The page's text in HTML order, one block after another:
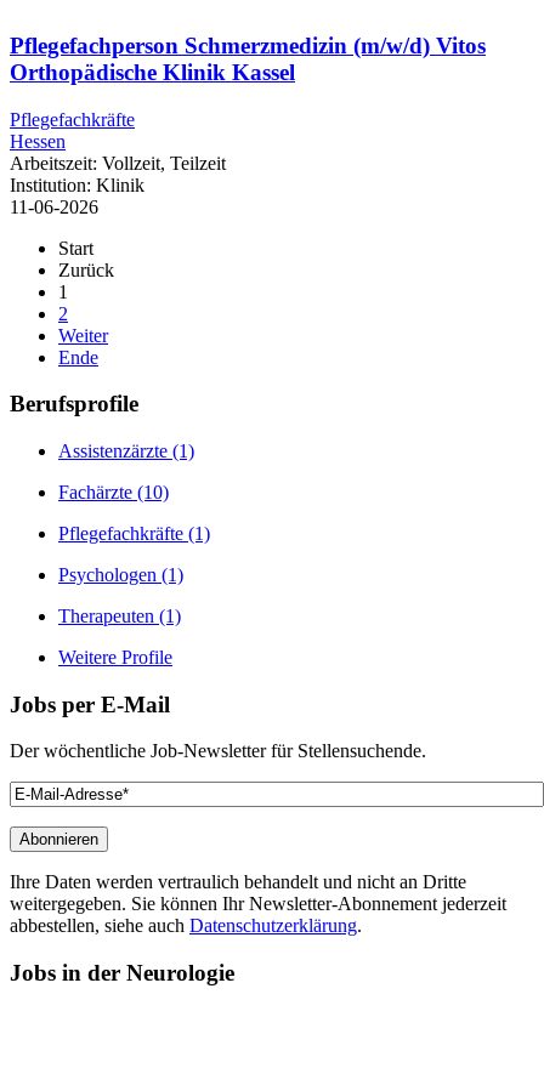
Pflegefachperson Schmerzmedizin (m/w/d) Vitos
Orthopädische Klinik Kassel
Pflegefachkräfte
Hessen
Arbeitszeit: Vollzeit, Teilzeit
Institution: Klinik
11-06-2026
Start
Zurück
1
2
Weiter
Ende
Berufsprofile
Assistenzärzte (1)
Fachärzte (10)
Pflegefachkräfte (1)
Psychologen (1)
Therapeuten (1)
Weitere Profile
Jobs per E-Mail
Der wöchentliche Job-Newsletter für Stellensuchende.
Ihre Daten werden vertraulich behandelt und nicht an Dritte
weitergegeben. Sie können Ihr Newsletter-Abonnement jederzeit
abbestellen, siehe auch Datenschutzerklärung.
Jobs in der Neurologie